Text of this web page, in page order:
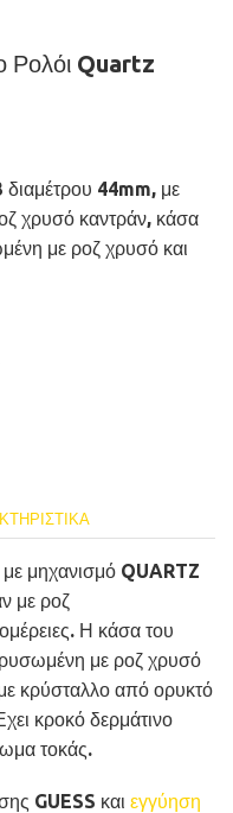
Ρολόι Quartz
διαμέτρου 44mm, με
χρυσό καντράν, κάσα
με ροζ χρυσό και
με μηχανισμό QUARTZ
με ροζ
Η κάσα του
με ροζ χρυσό
κρύσταλλο από ορυκτό
κροκό δερμάτινο
τοκάς.
GUESS και εγγύηση